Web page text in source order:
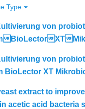
Type
von
BioLectorXT
von
BioLector XT
extract to
acetic acid bacteria